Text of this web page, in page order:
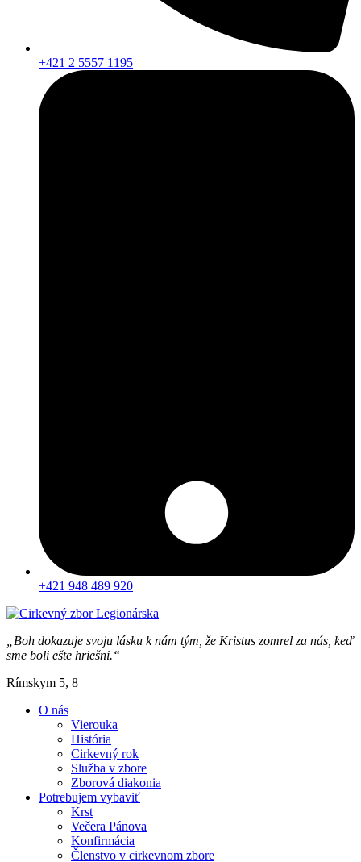
+421 2 5557 1195
+421 948 489 920
„Boh dokazuje svoju lásku k nám tým, že Kristus zomrel za nás, keď
sme boli ešte hriešni.“
Rímskym 5, 8
O nás
Vierouka
História
Cirkevný rok
Služba v zbore
Zborová diakonia
Potrebujem vybaviť
Krst
Večera Pánova
Konfirmácia
Členstvo v cirkevnom zbore